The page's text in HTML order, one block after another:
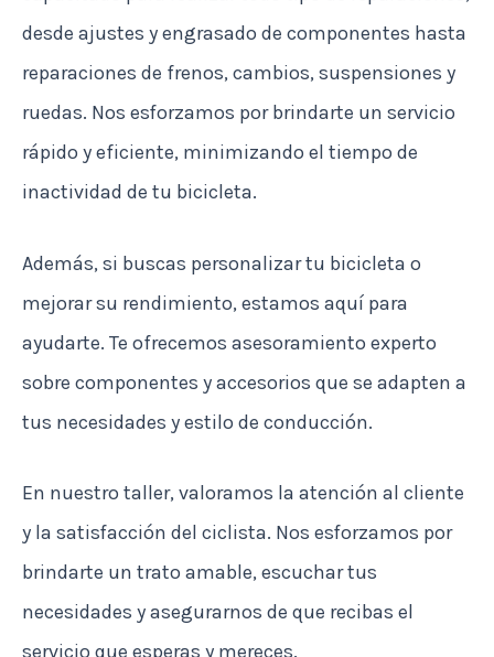
desde ajustes y engrasado de componentes hasta
reparaciones de frenos, cambios, suspensiones y
ruedas. Nos esforzamos por brindarte un servicio
rápido y eficiente, minimizando el tiempo de
inactividad de tu bicicleta.
Además, si buscas personalizar tu bicicleta o
mejorar su rendimiento, estamos aquí para
ayudarte. Te ofrecemos asesoramiento experto
sobre componentes y accesorios que se adapten a
tus necesidades y estilo de conducción.
En nuestro taller, valoramos la atención al cliente
y la satisfacción del ciclista. Nos esforzamos por
brindarte un trato amable, escuchar tus
necesidades y asegurarnos de que recibas el
servicio que esperas y mereces.